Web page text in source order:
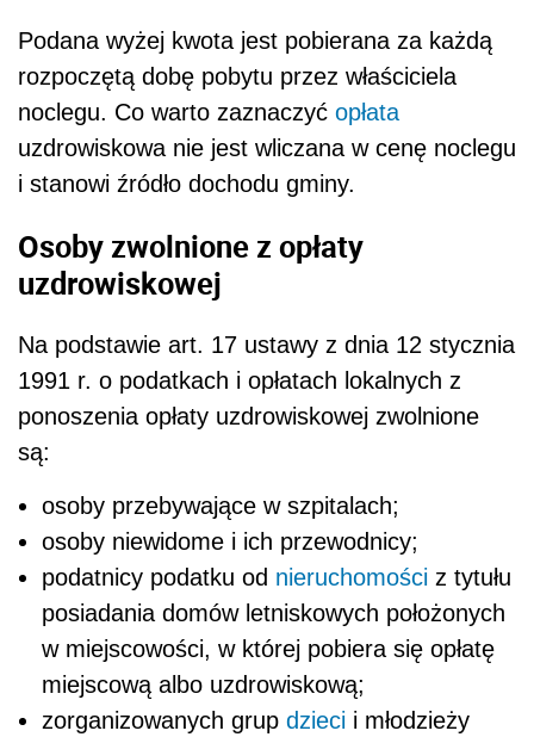
Podana wyżej kwota jest pobierana za każdą
rozpoczętą dobę pobytu przez właściciela
noclegu. Co warto zaznaczyć opłata
uzdrowiskowa nie jest wliczana w cenę noclegu
i stanowi źródło dochodu gminy.
Osoby zwolnione z opłaty
uzdrowiskowej
Na podstawie art. 17 ustawy z dnia 12 stycznia
1991 r. o podatkach i opłatach lokalnych z
ponoszenia opłaty uzdrowiskowej zwolnione
są:
osoby przebywające w szpitalach;
osoby niewidome i ich przewodnicy;
podatnicy podatku od nieruchomości z tytułu
posiadania domów letniskowych położonych
w miejscowości, w której pobiera się opłatę
miejscową albo uzdrowiskową;
zorganizowanych grup dzieci i młodzieży